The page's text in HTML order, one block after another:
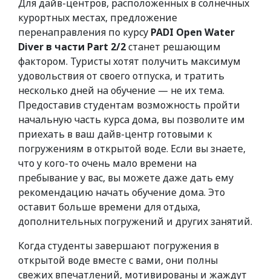
Для дайв-центров, расположенных в солнечных
курортных местах, предложение
перенаправления по курсу PADI Open Water
Diver в части Part 2/2станет решающим
фактором. Туристы хотят получить максимум
удовольствия от своего отпуска, и тратить
несколько дней на обучение — не их тема.
Предоставив студентам возможность пройти
начальную часть курса дома, вы позволите им
приехать в ваш дайв-центр готовыми к
погружениям в открытой воде. Если вы знаете,
что у кого-то очень мало времени на
пребывание у вас, вы можете даже дать ему
рекомендацию начать обучение дома. Это
оставит больше времени для отдыха,
дополнительных погружений и других занятий.
Когда студенты завершают погружения в
открытой воде вместе с вами, они полны
свежих впечатлений, мотивированы и жаждут